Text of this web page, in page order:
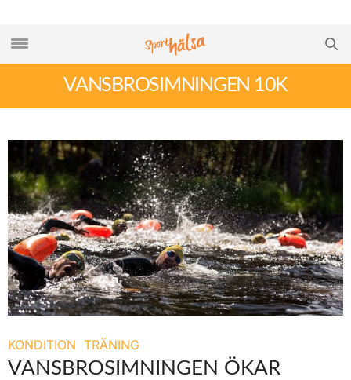
VANSBROSIMNINGEN 10K
KONDITION TRÄNING
VANSBROSIMNINGEN ÖKAR